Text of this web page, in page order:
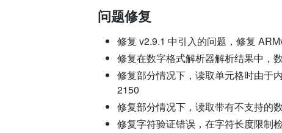
问题修复
修复 v2.9.1 中引入的问题，修复
修复在数字格式解析器解析结果中，
修复部分情况下，读取单元格时由于
2150
修复部分情况下，读取带有不支持的
修复字符验证错误，在字符长度限制